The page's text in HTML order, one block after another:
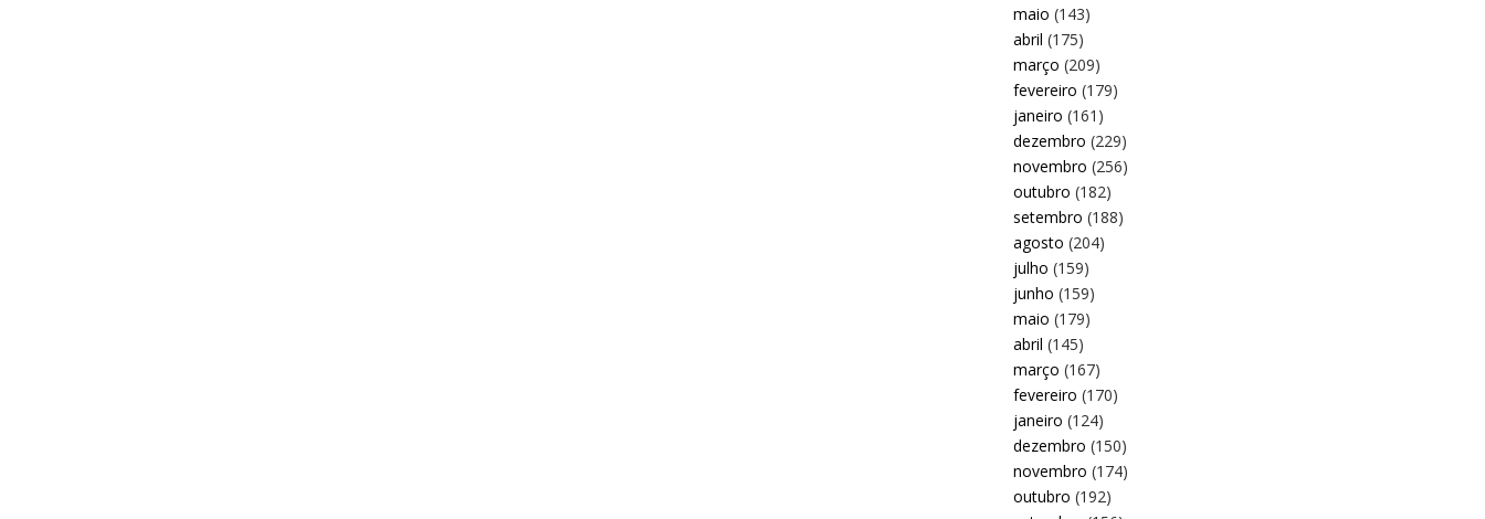
maio (143)
abril (175)
março (209)
fevereiro (179)
janeiro (161)
dezembro (229)
novembro (256)
outubro (182)
setembro (188)
agosto (204)
julho (159)
junho (159)
maio (179)
abril (145)
março (167)
fevereiro (170)
janeiro (124)
dezembro (150)
novembro (174)
outubro (192)